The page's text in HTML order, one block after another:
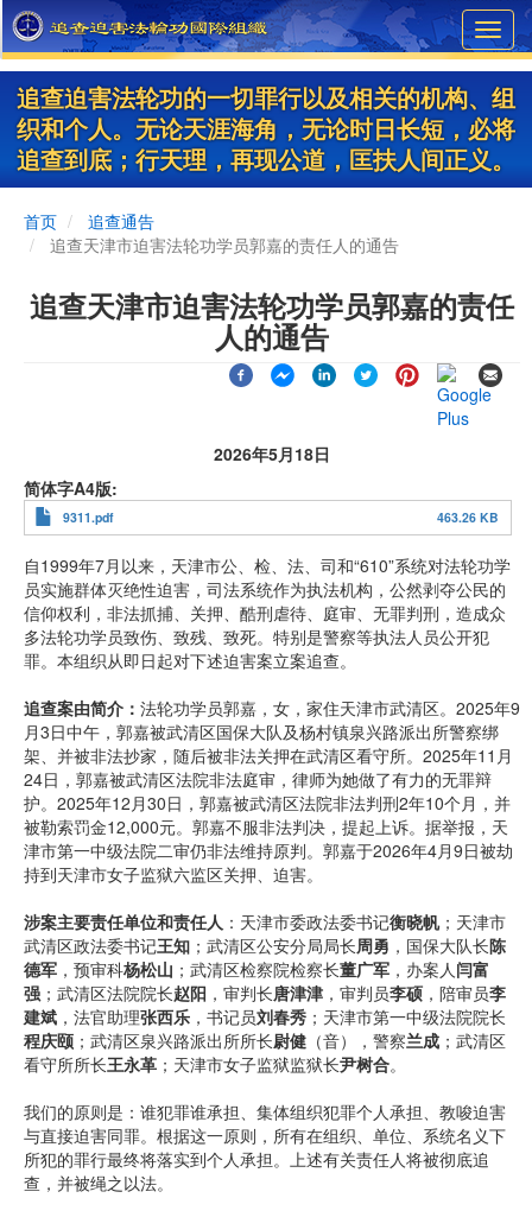
Skip
to
main
content
追查迫害法轮功的一切罪行以及相关的机构、组
织和个人。无论天涯海角，无论时日长短，必将
追查到底；行天理，再现公道，匡扶人间正义。
首页
追查通告
追查天津市迫害法轮功学员郭嘉的责任人的通告
追查天津市迫害法轮功学员郭嘉的责任
人的通告
2026年5月18日
简体字A4版
9311.pdf 463.26 KB
自1999年7月以来，天津市公、检、法、司和“610”系统对法轮功学
员实施群体灭绝性迫害，司法系统作为执法机构，公然剥夺公民的
信仰权利，非法抓捕、关押、酷刑虐待、庭审、无罪判刑，造成众
多法轮功学员致伤、致残、致死。特别是警察等执法人员公开犯
罪。本组织从即日起对下述迫害案立案追查。
追查案由简介： 法轮功学员郭嘉，女，家住天津市武清区。2025年9
月3日中午，郭嘉被武清区国保大队及杨村镇泉兴路派出所警察绑
架、并被非法抄家，随后被非法关押在武清区看守所。2025年11月
24日，郭嘉被武清区法院非法庭审，律师为她做了有力的无罪辩
护。2025年12月30日，郭嘉被武清区法院非法判刑2年10个月，并
被勒索罚金12,000元。郭嘉不服非法判决，提起上诉。据举报，天
津市第一中级法院二审仍非法维持原判。郭嘉于2026年4月9日被劫
持到天津市女子监狱六监区关押、迫害。
涉案主要责任单位和责任人 ：天津市委政法委书记衡晓帆；天津市
武清区政法委书记王知 ；武清区公安分局局长周勇 ，国保大队长陈
德军 ，预审科杨松山 ；武清区检察院检察长董广军 ，办案人闫富
强 ；武清区法院院长赵阳 ，审判长唐津津 ，审判员李硕 ，陪审员李
建斌 ，法官助理张西乐 ，书记员刘春秀 ；天津市第一中级法院院长
程庆颐 ；武清区泉兴路派出所所长尉健 （音），警察兰成 ；武清区
看守所所长王永革 ；天津市女子监狱监狱长尹树合。
我们的原则是：谁犯罪谁承担、集体组织犯罪个人承担、教唆迫害
与直接迫害同罪。根据这一原则，所有在组织、单位、系统名义下
所犯的罪行最终将落实到个人承担。上述有关责任人将被彻底追
查，并被绳之以法。